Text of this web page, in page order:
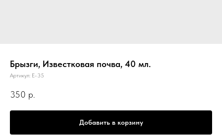
Брызги, Известковая почва, 40 мл.
Артикул: E-35
350 р.
Добавить в корзину